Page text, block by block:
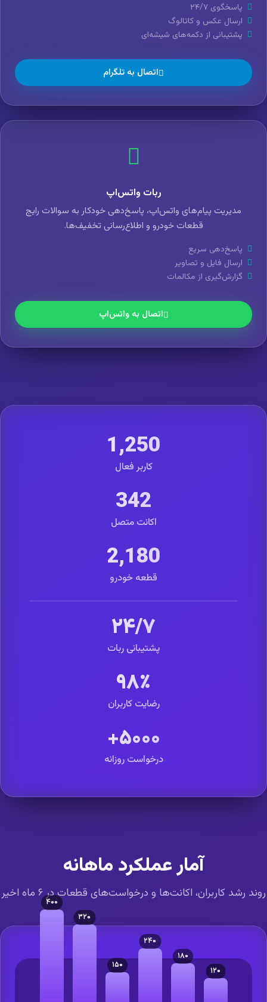
پاسخگوی ۲۴/۷
ارسال عکس و کاتالوگ
پشتیبانی از دکمه‌های شیشه‌ای
اتصال به تلگرام
ربات واتس‌اپ
مدیریت پیام‌های واتس‌اپ، پاسخ‌دهی خودکار به سوالات رایج
قطعات خودرو و اطلاع‌رسانی تخفیف‌ها.
پاسخ‌دهی سریع
ارسال فایل و تصاویر
گزارش‌گیری از مکالمات
اتصال به واتس‌اپ
1,250
کاربر فعال
342
اکانت متصل
2,180
قطعه خودرو
۲۴/۷
پشتیبانی ربات
۹۸٪
رضایت کاربران
۵۰۰۰+
درخواست روزانه
آمار عملکرد ماهانه
رشد کاربران، اکانت‌ها و درخواست‌های قطعات در ۶ ماه اخیر
۱۲۰
۱۸۰
۲۴۰
۱۵۰
۳۲۰
۴۰۰